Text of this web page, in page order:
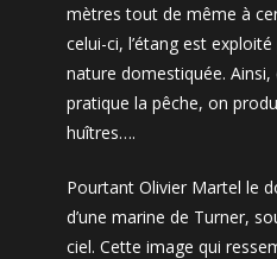
mètres tout de même à
celui-ci, l’étang est
nature domestiquée. Ainsi,
pratique la pêche, on
huîtres….
Pourtant Olivier Martel le
d’une marine de Turner,
ciel. Cette image qui